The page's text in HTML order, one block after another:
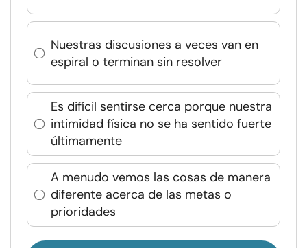
Nuestras discusiones a veces van en
espiral o terminan sin resolver
Es difícil sentirse cerca porque nuestra
intimidad física no se ha sentido fuerte
últimamente
A menudo vemos las cosas de manera
diferente acerca de las metas o
prioridades